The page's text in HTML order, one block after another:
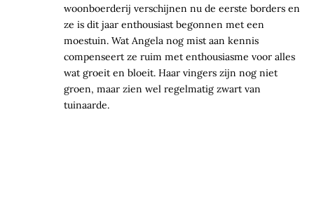
woonboerderij verschijnen nu de eerste borders en
ze is dit jaar enthousiast begonnen met een
moestuin. Wat Angela nog mist aan kennis
compenseert ze ruim met enthousiasme voor alles
wat groeit en bloeit. Haar vingers zijn nog niet
groen, maar zien wel regelmatig zwart van
tuinaarde.